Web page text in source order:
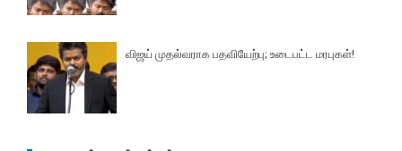
விஜய் முதல்வராக பதவியேற்பு; உடைபட்ட மரபுகள்!